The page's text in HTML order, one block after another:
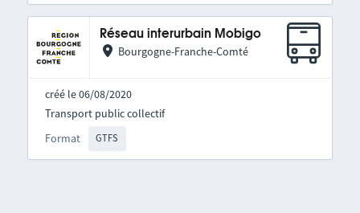
Réseau interurbain Mobigo
Bourgogne-Franche-Comté
créé le 06/08/2020
Format GTFS
Transport public collectif